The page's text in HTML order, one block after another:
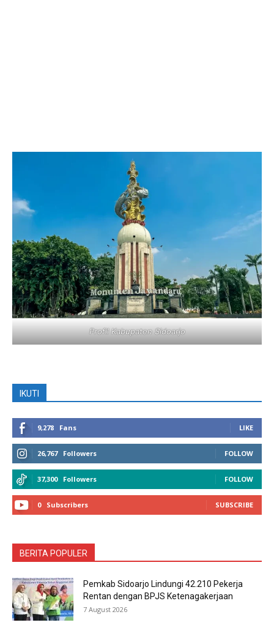
Profil Kabupaten Sidoarjo
IKUTI
9,278 Fans LIKE
26,767 Followers FOLLOW
37,300 Followers FOLLOW
0 Subscribers SUBSCRIBE
BERITA POPULER
Pemkab Sidoarjo Lindungi 42.210 Pekerja
Rentan dengan BPJS Ketenagakerjaan
7 August 2026